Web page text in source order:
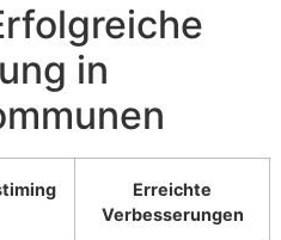
in
Erreichte
Verbesserungen